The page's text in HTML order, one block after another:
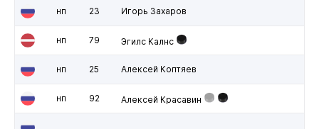
нп 23 Игорь Захаров
нп 79 Эгилс Калнс
нп 25 Алексей Коптяев
нп 92 Алексей Красавин